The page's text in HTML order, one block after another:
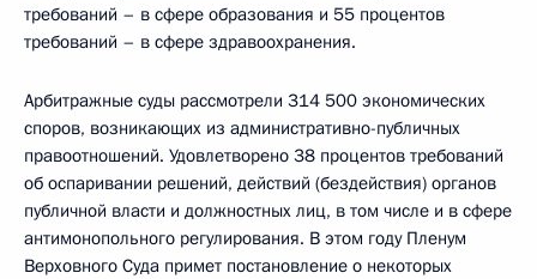
требований – в сфере образования и 55 процентов
требований – в сфере здравоохранения.
Арбитражные суды рассмотрели 314 500 экономических
споров, возникающих из административно-публичных
правоотношений. Удовлетворено 38 процентов требований
об оспаривании решений, действий (бездействия) органов
публичной власти и должностных лиц, в том числе и в сфере
антимонопольного регулирования. В этом году Пленум
Верховного Суда примет постановление о некоторых